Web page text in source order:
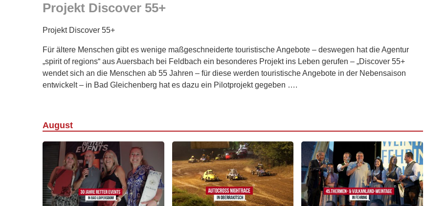
Projekt Discover 55+
Projekt Discover 55+
Für ältere Menschen gibt es wenige maßgeschneiderte touristische Angebote – deswegen hat die Agentur
„spirit of regions“ aus Auersbach bei Feldbach ein besonderes Projekt ins Leben gerufen – „Discover 55+
wendet sich an die Menschen ab 55 Jahren – für diese werden touristische Angebote in der Nebensaison
entwickelt – in Bad Gleichenberg hat es dazu ein Pilotprojekt gegeben ….
August